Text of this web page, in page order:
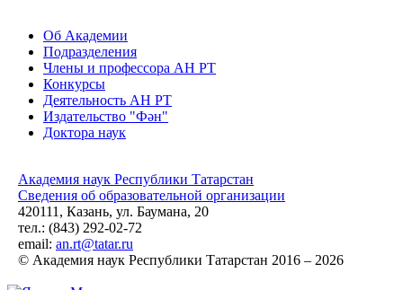
Об Академии
Подразделения
Члены и профессора АН РТ
Конкурсы
Деятельность АН РТ
Издательство "Фән"
Доктора наук
Академия наук Республики Татарстан
Сведения об образовательной организации
420111, Казань, ул. Баумана, 20
тел.: (843) 292-02-72
email: an.rt@tatar.ru
© Академия наук Республики Татарстан 2016 – 2026